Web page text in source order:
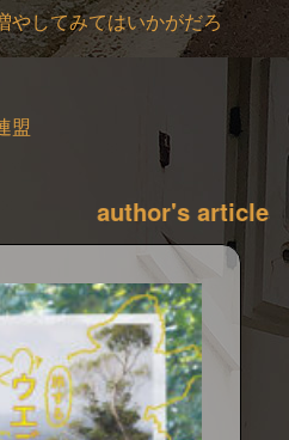
やしてみてはいかがだろ
盟
articles